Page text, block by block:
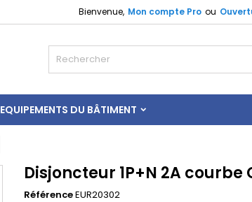
Bienvenue, Mon compte Pro ou
EQUIPEMENTS DU BÂTIMENT
Disjoncteur 1P+N 2A courbe
RéférenceEUR20302